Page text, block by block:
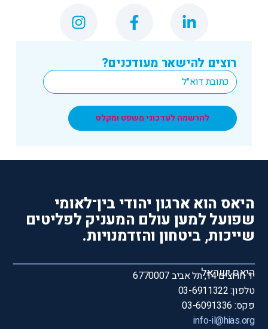
רוצים להישאר מעודכנים?
Email
*
להרשמה לעדכוני משפט ומקלט
היאס הוא ארגון יהודי בין־לאומי
שפועל למען עולם המעניק לפליטים
שייכות, ביטחון והזדמנויות.
היאס ישראל
יד חרוצים 14, תל אביב 6770007
טלפון: 03-6911322
פקס: 03-6091336
info-il@hias.org